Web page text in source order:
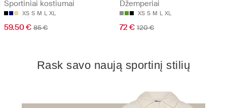
Sportiniai kostiumai
XS S M L XL
59.50 € 85 €
Džemperiai
XS S M L XL
72 € 120 €
Rask savo naują sportinį stilių